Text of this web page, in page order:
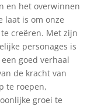
en het overwinnen
laat is om onze
creëren. Met zijn
personages is
goed verhaal
de kracht van
te roepen,
groei te